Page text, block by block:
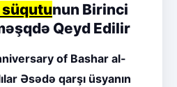
nun Birinci
Qeyd Edilir
of Bashar al-
Əsədə qarşı üsyanın